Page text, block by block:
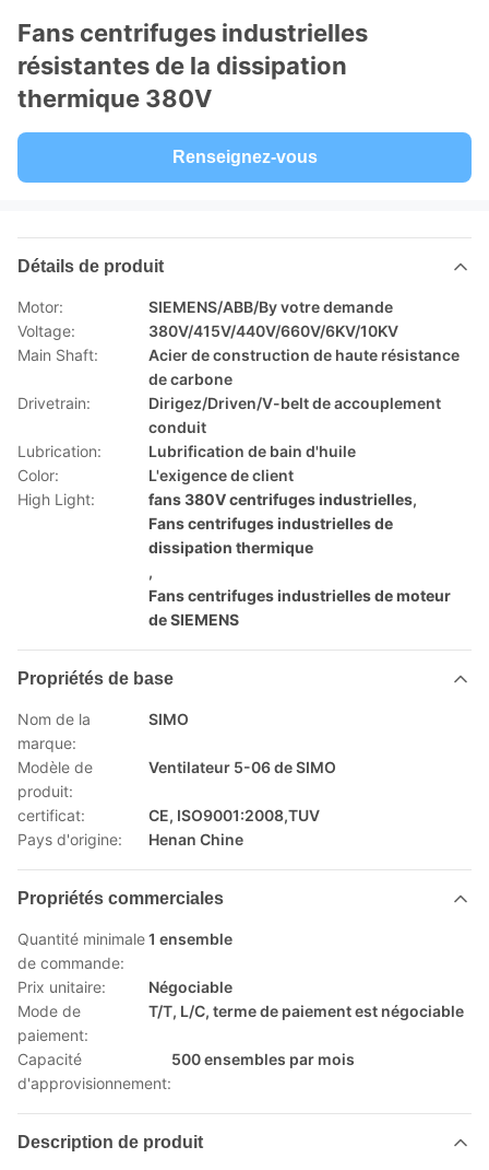
Fans centrifuges industrielles
résistantes de la dissipation
thermique 380V
Renseignez-vous
Détails de produit
Motor:
SIEMENS/ABB/By votre demande
Voltage:
380V/415V/440V/660V/6KV/10KV
Main Shaft:
Acier de construction de haute résistance
de carbone
Drivetrain:
Dirigez/Driven/V-belt de accouplement
conduit
Lubrication:
Lubrification de bain d'huile
Color:
L'exigence de client
High Light:
fans 380V centrifuges industrielles,
Fans centrifuges industrielles de
dissipation thermique
,
Fans centrifuges industrielles de moteur
de SIEMENS
Propriétés de base
Nom de la
marque:
SIMO
Modèle de
produit:
Ventilateur 5-06 de SIMO
certificat:
CE, ISO9001:2008,TUV
Pays d'origine:
Henan Chine
Propriétés commerciales
Quantité minimale
de commande:
1 ensemble
Prix unitaire:
Négociable
Mode de
paiement:
T/T, L/C, terme de paiement est négociable
Capacité
d'approvisionnement:
500 ensembles par mois
Description de produit